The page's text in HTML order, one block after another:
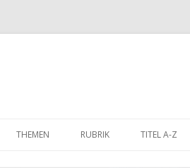
zum
THEMEN RUBRIK TITEL A-Z